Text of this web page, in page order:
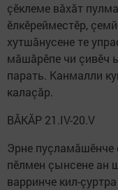
çӗклеме вăхăт
ӗлкӗрейместӗр,
хутшăнусене те
мăшăрӗпе чи çивӗч
парать. Канмалли
калаçăр.
ВĂКĂР 21.IV-20.V
Эрне
пӗлмен çынсене ан
варринче кил-